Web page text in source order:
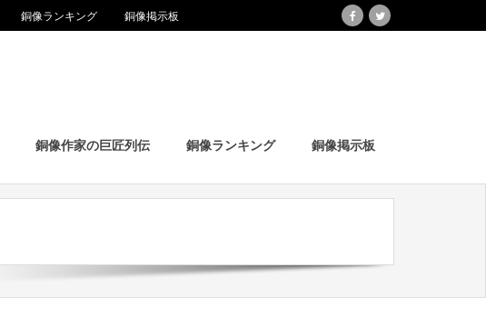
銅像ランキング 銅像掲示板
銅像作家の巨匠列伝 銅像ランキング 銅像掲示板